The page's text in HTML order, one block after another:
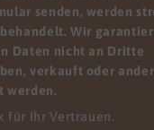
senden, werden
Wir
Daten nicht an Dritte
verkauft oder
werden.
für Ihr Vertrauen.